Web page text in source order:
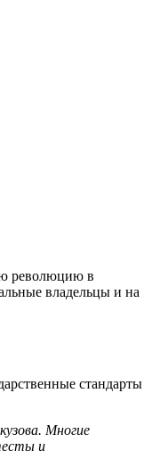
революцию в
владельцы и на
стандарты
Многие
и